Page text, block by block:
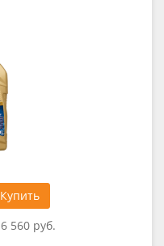
Купить
6 560 руб.